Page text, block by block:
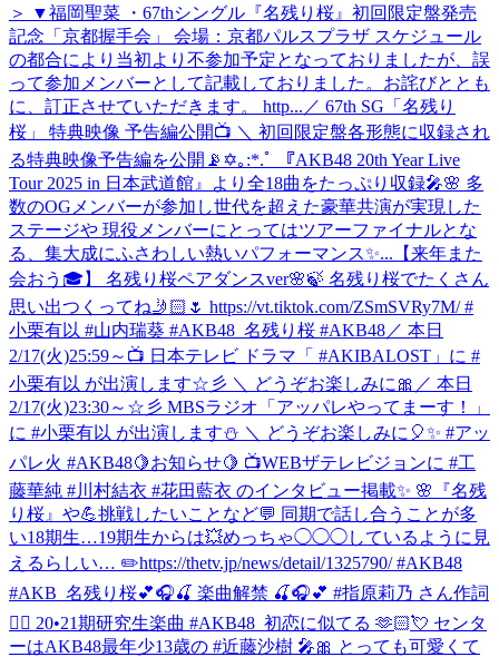
＞ ▼福岡聖菜 ・67thシングル『名残り桜』初回限定盤発売
記念「京都握手会」 会場：京都パルスプラザ スケジュール
の都合により当初より不参加予定となっておりましたが、誤
って参加メンバーとして記載しておりました。お詫びととも
に、訂正させていただきます。 http... ／ 67th SG「名残り
桜」 特典映像 予告編公開📺 ＼ 初回限定盤各形態に収録され
る特典映像予告編を公開📡✡｡:*.ﾟ 『AKB48 20th Year Live
Tour 2025 in 日本武道館』より全18曲をたっぷり収録🎤🌸 多
数のOGメンバーが参加し世代を超えた豪華共演が実現した
ステージや 現役メンバーにとってはツアーファイナルとな
る、集大成にふさわしい熱いパフォーマンス✨... 【来年また
会おう🎓】 名残り桜ペアダンスver🌸🍃 名残り桜でたくさん
思い出つくってね🤳🏻🌷 https://vt.tiktok.com/ZSmSVRy7M/ #
小栗有以 #山内瑞葵 #AKB48_名残り桜 #AKB48／ 本日
2/17(火)25:59～📺 日本テレビ ドラマ「 #AKIBALOST」に #
小栗有以 が出演します☆彡 ＼ どうぞお楽しみに🎀 ／ 本日
2/17(火)23:30～☆彡 MBSラジオ「アッパレやってまーす！」
に #小栗有以 が出演します⛄ ＼ どうぞお楽しみに🎈✨ #アッ
パレ火 #AKB48🍋お知らせ🍋 📺WEBザテレビジョンに #工
藤華純 #川村結衣 #花田藍衣 のインタビュー掲載✨ 🌸『名残
り桜』や💪挑戦したいことなど💬 同期で話し合うことが多
い18期生…19期生からは💥めっちゃ◯◯◯しているように見
えるらしい… ✏️https://thetv.jp/news/detail/1325790/ #AKB48
#AKB_名残り桜💕🎧🍒 楽曲解禁 🍒🎧💕 #指原莉乃 さん作詞
✍🏻 20•21期研究生楽曲 #AKB48_初恋に似てる 🫶🏻💘 センタ
ーはAKB48最年少13歳の #近藤沙樹 🎤🎀 とっても可愛くて